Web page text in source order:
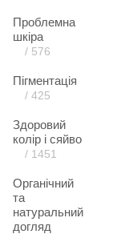
Проблемна
шкіра
/ 576
Пігментація
/ 425
Здоровий
колір і сяйво
/ 1451
Органічний
та
натуральний
догляд